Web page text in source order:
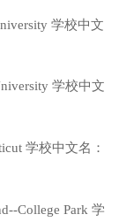
学校中文
学校中文
学校中文名：
College Park 学